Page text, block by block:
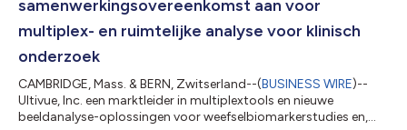
samenwerkingsovereenkomst aan voor
multiplex- en ruimtelijke analyse voor klinisch
onderzoek
CAMBRIDGE, Mass. & BERN, Zwitserland--(BUSINESS WIRE)--
Ultivue, Inc. een marktleider in multiplextools en nieuwe
beeldanalyse-oplossingen voor weefselbiomarkerstudies en,